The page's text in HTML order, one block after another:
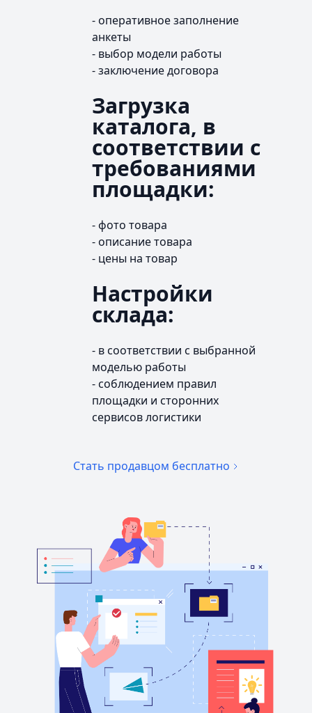
- оперативное заполнение
анкеты
- выбор модели работы
- заключение договора
Загрузка
каталога, в
соответствии с
требованиями
площадки:
- фото товара
- описание товара
- цены на товар
Настройки
склада:
- в соответствии с выбранной
моделью работы
- соблюдением правил
площадки и сторонних
сервисов логистики
Стать продавцом бесплатно